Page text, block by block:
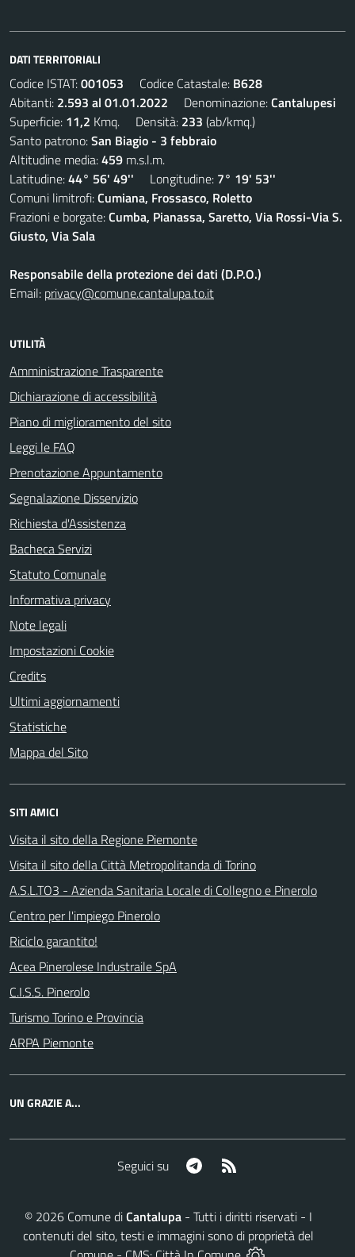
DATI TERRITORIALI
Codice ISTAT:001053 Codice Catastale: B628
Abitanti: 2.593 al 01.01.2022 Denominazione:Cantalupesi
Superficie: 11,2 Kmq. Densità: 233 (ab/kmq.)
Santo patrono:San Biagio - 3 febbraio
Altitudine media:459 m.s.l.m.
Latitudine:44° 56' 49'' Longitudine: 7° 19' 53''
Comuni limitrofi:Cumiana, Frossasco, Roletto
Frazioni e borgate:Cumba, Pianassa, Saretto, Via Rossi-Via S.
Giusto, Via Sala
Responsabile della protezione dei dati (D.P.O.)
Email: privacy@comune.cantalupa.to.it
UTILITÀ
Amministrazione Trasparente
Dichiarazione di accessibilità
Piano di miglioramento del sito
Leggi le FAQ
Prenotazione Appuntamento
Segnalazione Disservizio
Richiesta d'Assistenza
Bacheca Servizi
Statuto Comunale
Informativa privacy
Note legali
Impostazioni Cookie
Credits
Ultimi aggiornamenti
Statistiche
Mappa del Sito
SITI AMICI
Visita il sito della Regione Piemonte
Visita il sito della Città Metropolitanda di Torino
A.S.L.TO3 - Azienda Sanitaria Locale di Collegno e Pinerolo
Centro per l'impiego Pinerolo
Riciclo garantito!
Acea Pinerolese Industraile SpA
C.I.S.S. Pinerolo
Turismo Torino e Provincia
ARPA Piemonte
UN GRAZIE A...
Seguici su Telegram
© 2026Comune diCantalupa- Tutti i diritti riservati - I
contenuti del sito, testi e immagini sono di proprietà del